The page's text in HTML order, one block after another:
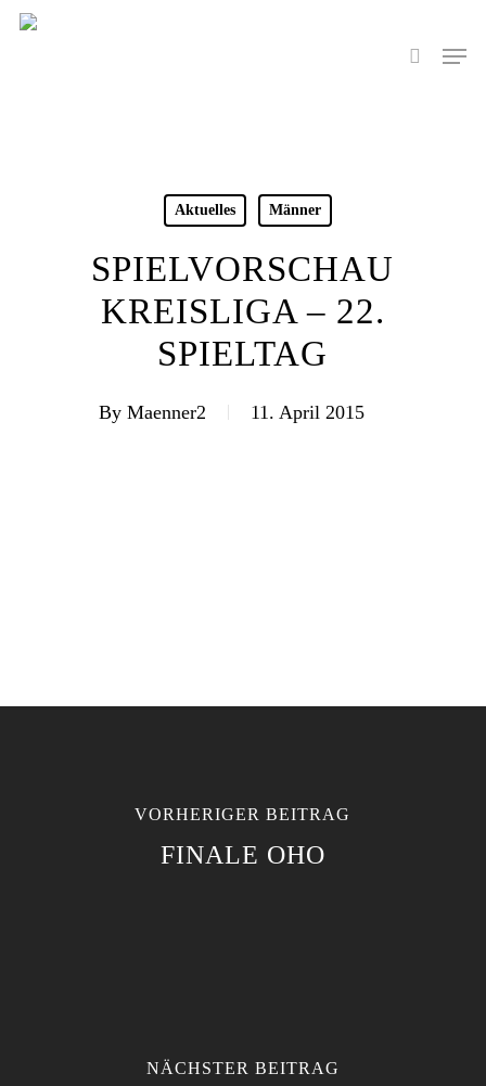
Skip
search
Menu
Aktuelles Männer
SPIELVORSCHAU
KREISLIGA – 22.
SPIELTAG
By Maenner2 11. April 2015
VORHERIGER BEITRAG
FINALE OHO
NÄCHSTER BEITRAG